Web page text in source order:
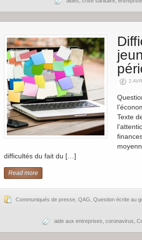
2
Texte
difficultés du fait du […]
Read more
Communiqués de presse QAG Question écrite au
aide aux entreprises coronavirus